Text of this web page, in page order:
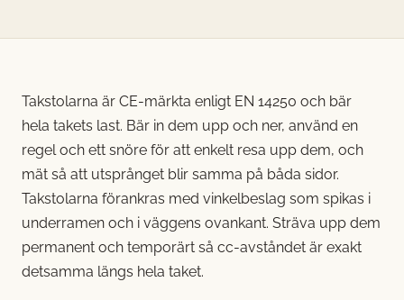
Takstolarna är CE-märkta enligt EN 14250 och bär
hela takets last. Bär in dem upp och ner, använd en
regel och ett snöre för att enkelt resa upp dem, och
mät så att utsprånget blir samma på båda sidor.
Takstolarna förankras med vinkelbeslag som spikas i
underramen och i väggens ovankant. Sträva upp dem
permanent och temporärt så cc-avståndet är exakt
detsamma längs hela taket.